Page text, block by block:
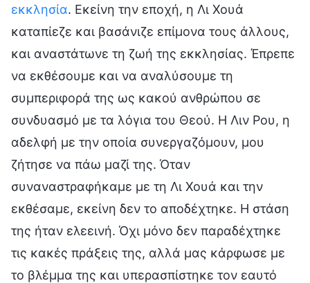
εκκλησία. Εκείνη την εποχή, η Λι Χουά
καταπίεζε και βασάνιζε επίμονα τους άλλους,
και αναστάτωνε τη ζωή της εκκλησίας. Έπρεπε
να εκθέσουμε και να αναλύσουμε τη
συμπεριφορά της ως κακού ανθρώπου σε
συνδυασμό με τα λόγια του Θεού. Η Λιν Ρου, η
αδελφή με την οποία συνεργαζόμουν, μου
ζήτησε να πάω μαζί της. Όταν
συναναστραφήκαμε με τη Λι Χουά και την
εκθέσαμε, εκείνη δεν το αποδέχτηκε. Η στάση
της ήταν ελεεινή. Όχι μόνο δεν παραδέχτηκε
τις κακές πράξεις της, αλλά μας κάρφωσε με
το βλέμμα της και υπερασπίστηκε τον εαυτό